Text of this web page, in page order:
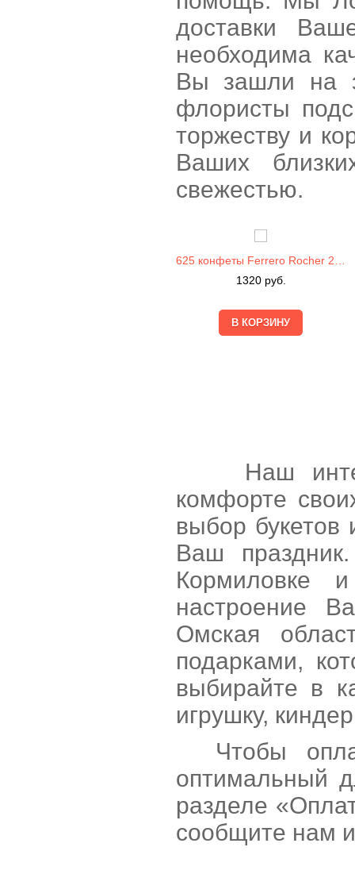
доставки
необходима
Вы зашли на
флористы
торжеству и
Ваших
свежестью.
1320 руб.
Наш
комфорте
выбор букетов
Ваш
Кормиловке
настроение
Омская
подарками,
выбирайте в
игрушку,
Чтобы
оптимальный
разделе
сообщите нам